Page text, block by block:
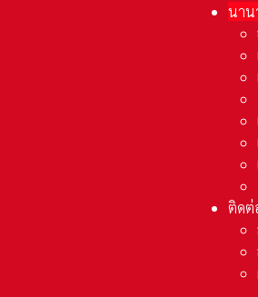
นาน
ติดต่